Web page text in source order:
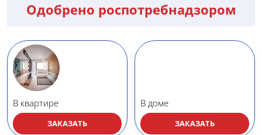
Одобрено роспотребнадзором
В квартире
ЗАКАЗАТЬ
В доме
ЗАКАЗАТЬ